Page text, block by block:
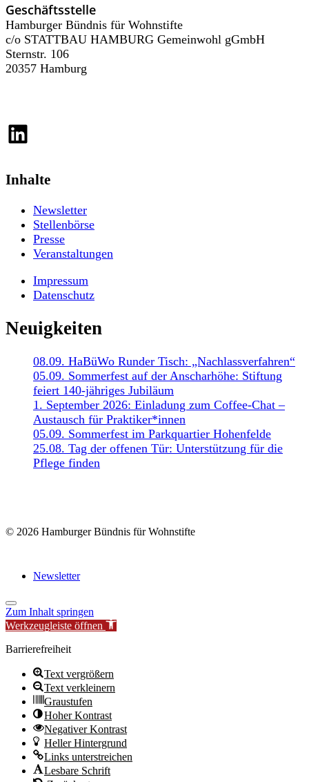
Geschäftsstelle
Hamburger Bündnis für Wohnstifte
c/o STATTBAU HAMBURG Gemeinwohl gGmbH
Sternstr. 106
20357 Hamburg
LinkedIn
Inhalte
Newsletter
Stellenbörse
Presse
Veranstaltungen
Impressum
Datenschutz
Neuigkeiten
08.09. HaBüWo Runder Tisch: „Nachlassverfahren“
05.09. Sommerfest auf der Anscharhöhe: Stiftung
feiert 140-jähriges Jubiläum
1. September 2026: Einladung zum Coffee-Chat –
Austausch für Praktiker*innen
05.09. Sommerfest im Parkquartier Hohenfelde
25.08. Tag der offenen Tür: Unterstützung für die
Pflege finden
© 2026 Hamburger Bündnis für Wohnstifte
Newsletter
Zum Inhalt springen
Werkzeugleiste öffnen
Barrierefreiheit
Text vergrößern
Text verkleinern
Graustufen
Hoher Kontrast
Negativer Kontrast
Heller Hintergrund
Links unterstreichen
Lesbare Schrift